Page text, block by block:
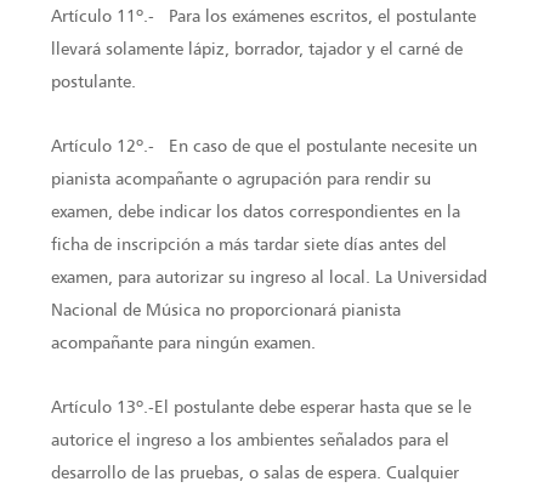
Artículo 11º.- Para los exámenes escritos, el postulante
llevará solamente lápiz, borrador, tajador y el carné de
postulante.
Artículo 12º.- En caso de que el postulante necesite un
pianista acompañante o agrupación para rendir su
examen, debe indicar los datos correspondientes en la
ficha de inscripción a más tardar siete días antes del
examen, para autorizar su ingreso al local. La Universidad
Nacional de Música no proporcionará pianista
acompañante para ningún examen.
Artículo 13º.-El postulante debe esperar hasta que se le
autorice el ingreso a los ambientes señalados para el
desarrollo de las pruebas, o salas de espera. Cualquier